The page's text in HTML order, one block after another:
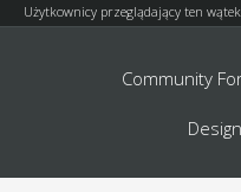
Użytkownicy przeglądający ten
Community